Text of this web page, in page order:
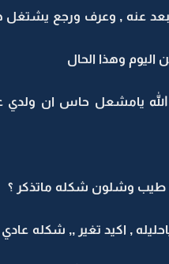
عنه , وعرف ورجع يشتغل
اليوم وهذا الحال
الله يامشعل حاس ان
وشلون شكله ماتذكر ؟
, اكيد تغير ,, شكله